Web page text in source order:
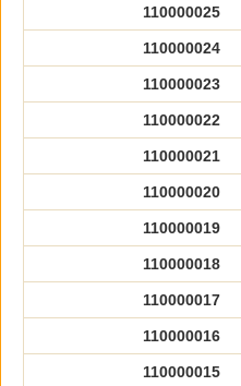
110000025
110000024
110000023
110000022
110000021
110000020
110000019
110000018
110000017
110000016
110000015